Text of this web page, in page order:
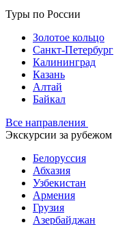
Туры по России
Золотое кольцо
Санкт-Петербург
Калининград
Казань
Алтай
Байкал
Все направления
Экскурсии за рубежом
Белоруссия
Абхазия
Узбекистан
Армения
Грузия
Азербайджан